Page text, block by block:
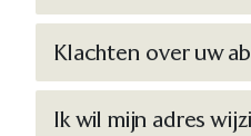
Klachten over uw
Ik wil mijn adres